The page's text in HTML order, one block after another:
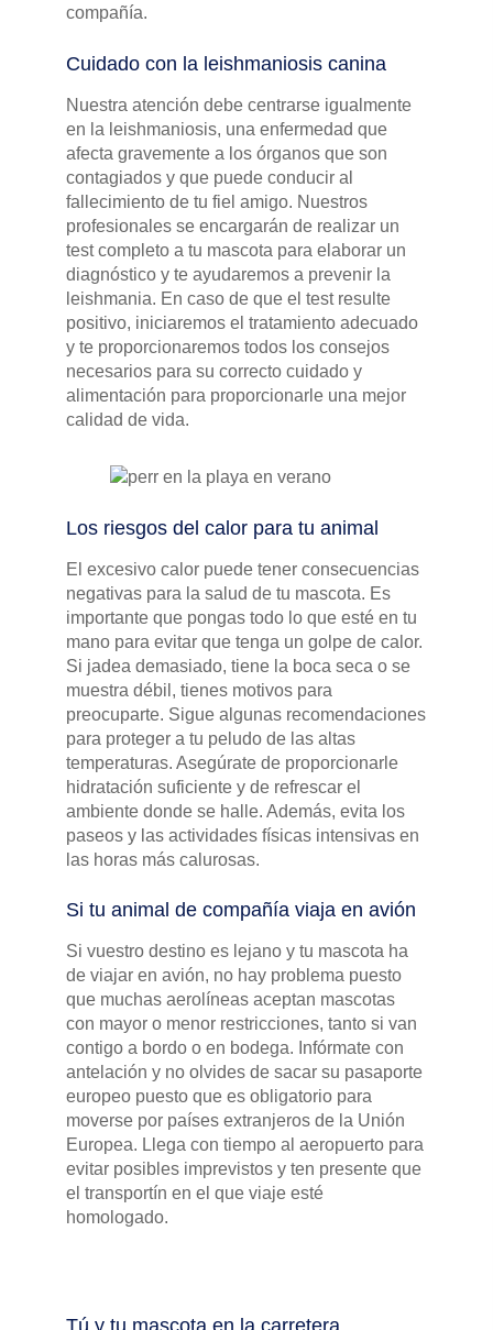
compañía.
Cuidado con la leishmaniosis canina
Nuestra atención debe centrarse igualmente
en la leishmaniosis, una enfermedad que
afecta gravemente a los órganos que son
contagiados y que puede conducir al
fallecimiento de tu fiel amigo. Nuestros
profesionales se encargarán de realizar un
test completo a tu mascota para elaborar un
diagnóstico y te ayudaremos a prevenir la
leishmania. En caso de que el test resulte
positivo, iniciaremos el tratamiento adecuado
y te proporcionaremos todos los consejos
necesarios para su correcto cuidado y
alimentación para proporcionarle una mejor
calidad de vida.
Los riesgos del calor para tu animal
El excesivo calor puede tener consecuencias
negativas para la salud de tu mascota. Es
importante que pongas todo lo que esté en tu
mano para evitar que tenga un golpe de calor.
Si jadea demasiado, tiene la boca seca o se
muestra débil, tienes motivos para
preocuparte. Sigue algunas recomendaciones
para proteger a tu peludo de las altas
temperaturas. Asegúrate de proporcionarle
hidratación suficiente y de refrescar el
ambiente donde se halle. Además, evita los
paseos y las actividades físicas intensivas en
las horas más calurosas.
Si tu animal de compañía viaja en avión
Si vuestro destino es lejano y tu mascota ha
de viajar en avión, no hay problema puesto
que muchas aerolíneas aceptan mascotas
con mayor o menor restricciones, tanto si van
contigo a bordo o en bodega. Infórmate con
antelación y no olvides de sacar su pasaporte
europeo puesto que es obligatorio para
moverse por países extranjeros de la Unión
Europea. Llega con tiempo al aeropuerto para
evitar posibles imprevistos y ten presente que
el transportín en el que viaje esté
homologado.
Tú y tu mascota en la carretera